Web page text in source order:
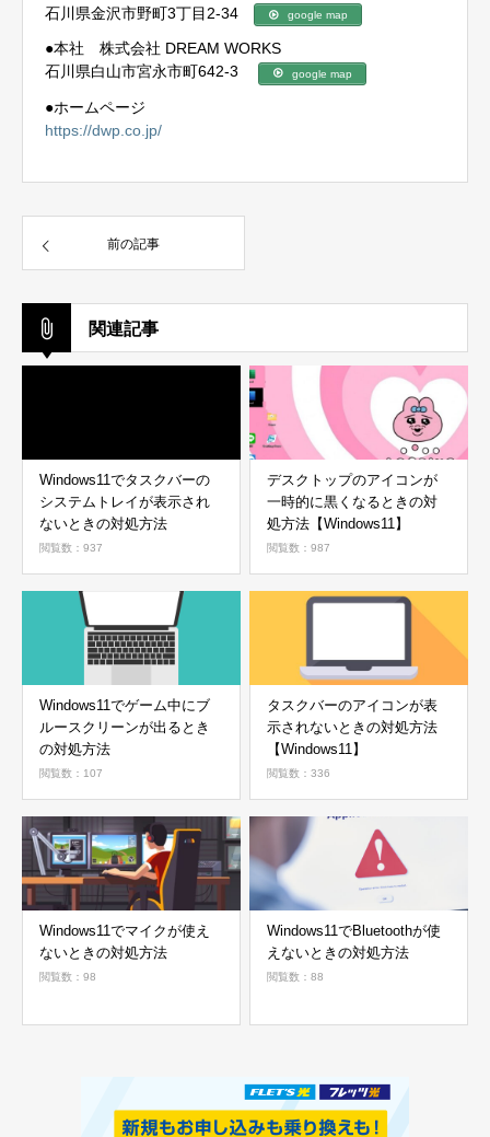
石川県金沢市野町3丁目2-34
google map
●本社 株式会社 DREAM WORKS
石川県白山市宮永市町642-3
google map
●ホームページ
https://dwp.co.jp/
前の記事
関連記事
Windows11でタスクバーの
システムトレイが表示され
ないときの対処方法
閲覧数：937
デスクトップのアイコンが
一時的に黒くなるときの対
処方法【Windows11】
閲覧数：987
Windows11でゲーム中にブ
ルースクリーンが出るとき
の対処方法
閲覧数：107
タスクバーのアイコンが表
示されないときの対処方法
【Windows11】
閲覧数：336
Windows11でマイクが使え
ないときの対処方法
閲覧数：98
Windows11でBluetoothが使
えないときの対処方法
閲覧数：88